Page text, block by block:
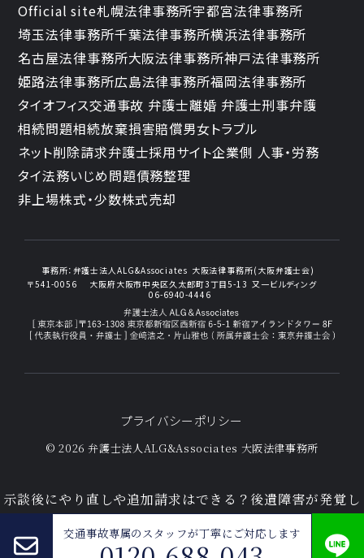
示談後にやり直しや追加請求はできる？後遺障害が発覚し
た場合の対処法
交通事故専属のスタッフが丁寧にご対応します
Official site札幌法律事務所宇都宮法律事務所
埼玉法律事務所千葉法律事務所横浜法律事務所
名古屋法律事務所大阪法律事務所神戸法律事務所
姫路法律事務所広島法律事務所福岡法律事務所
タイオフィス交通事故 弁護士離婚 弁護士刑事弁護
相続問題相続放棄損害賠償男女トラブル
ネット削除請求弁護士採用サイト企業側 人事・労務
タイ法務いじめ問題債務整理
非上場株式・少数株式売却
事務所： 弁護士法人ALG&Associates 大阪法律事務所(大阪弁護士会)
〒541-0056
大阪府大阪市中央区久太郎町3丁目5-13 又一ビルディング
06-6940-4446
プライバシーポリシー
© 2026 弁護士法人ALG&Associates 大阪法律事務所